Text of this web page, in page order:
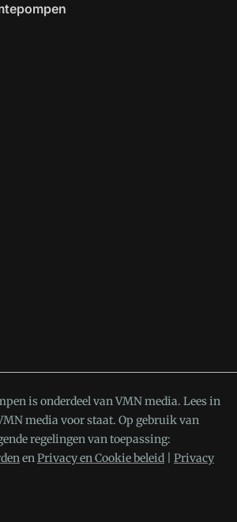
is onderdeel van VMN media. Lees in
media voor staat. Op gebruik van
regelingen van toepassing:
enPrivacy en Cookie beleid
Privacy